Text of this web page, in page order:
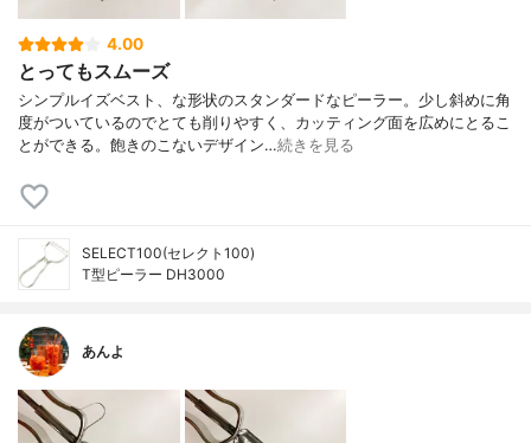
4.00
とってもスムーズ
シンプルイズベスト、な形状のスタンダードなピーラー。少し斜めに角
度がついているのでとても削りやすく、カッティング面を広めにとるこ
とができる。飽きのこないデザイン…続きを見る
SELECT100(セレクト100)
T型ピーラー DH3000
あんよ